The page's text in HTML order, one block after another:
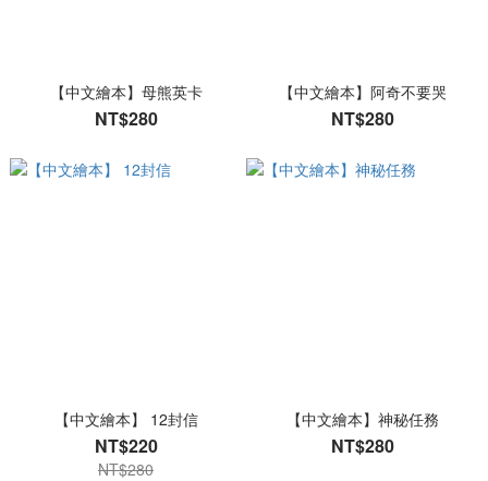
【中文繪本】母熊英卡
NT$280
【中文繪本】阿奇不要哭
NT$280
【中文繪本】 12封信
NT$220
NT$280
【中文繪本】神秘任務
NT$280